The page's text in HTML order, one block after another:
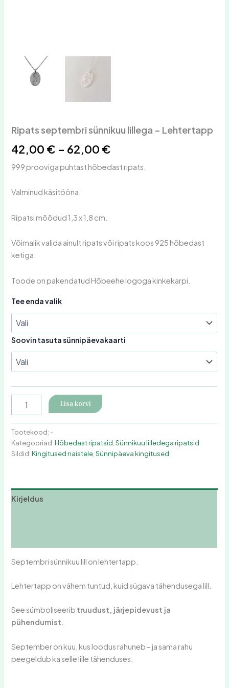
Ripats septembri sünnikuu lillega – Lehtertapp
42,00 € – 62,00 €
999 prooviga puhtast hõbedast ripats.
Valminud käsitööna.
Ripatsi mõõdud 1,3 x 1,8 cm.
Võimalik valida ainult ripats või ripats koos 925 hõbedast
ketiga.
Toode on pakendatud Hõbeehe logoga kinkekarpi.
Tee enda valik
Soovin tasuta sünnipäevakaarti
Lisa korvi
Tootekood: -
Kategooriad:Hõbedast ripatsid ,Sünnikuu lilledega ripatsid
Sildid:Kingitused naistele ,Sünnipäeva kingitused
Kirjeldus
Septembri sünnikuu lill on lehtertapp.
Lehtertapp on vähem tuntud, kuid sügava tähendusega lill.
See sümboliseerib truudust, järjepidevust ja
pühendumist
September on kuu, kus loodus rahuneb – ja sama rahu
peegeldub ka selle lille tähenduses.